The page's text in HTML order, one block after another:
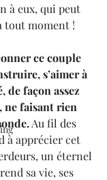
à eux, qui peut
moment !
ce couple
s’aimer à
de façon assez
ne faisant rien
Au fil des
à apprécier cet
un éternel
sa vie, ses